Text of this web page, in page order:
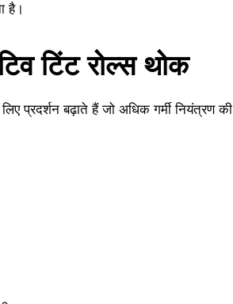
है।
टिंट रोल्स थोक
प्रदर्शन बढ़ाते हैं जो अधिक गर्मी नियंत्रण की